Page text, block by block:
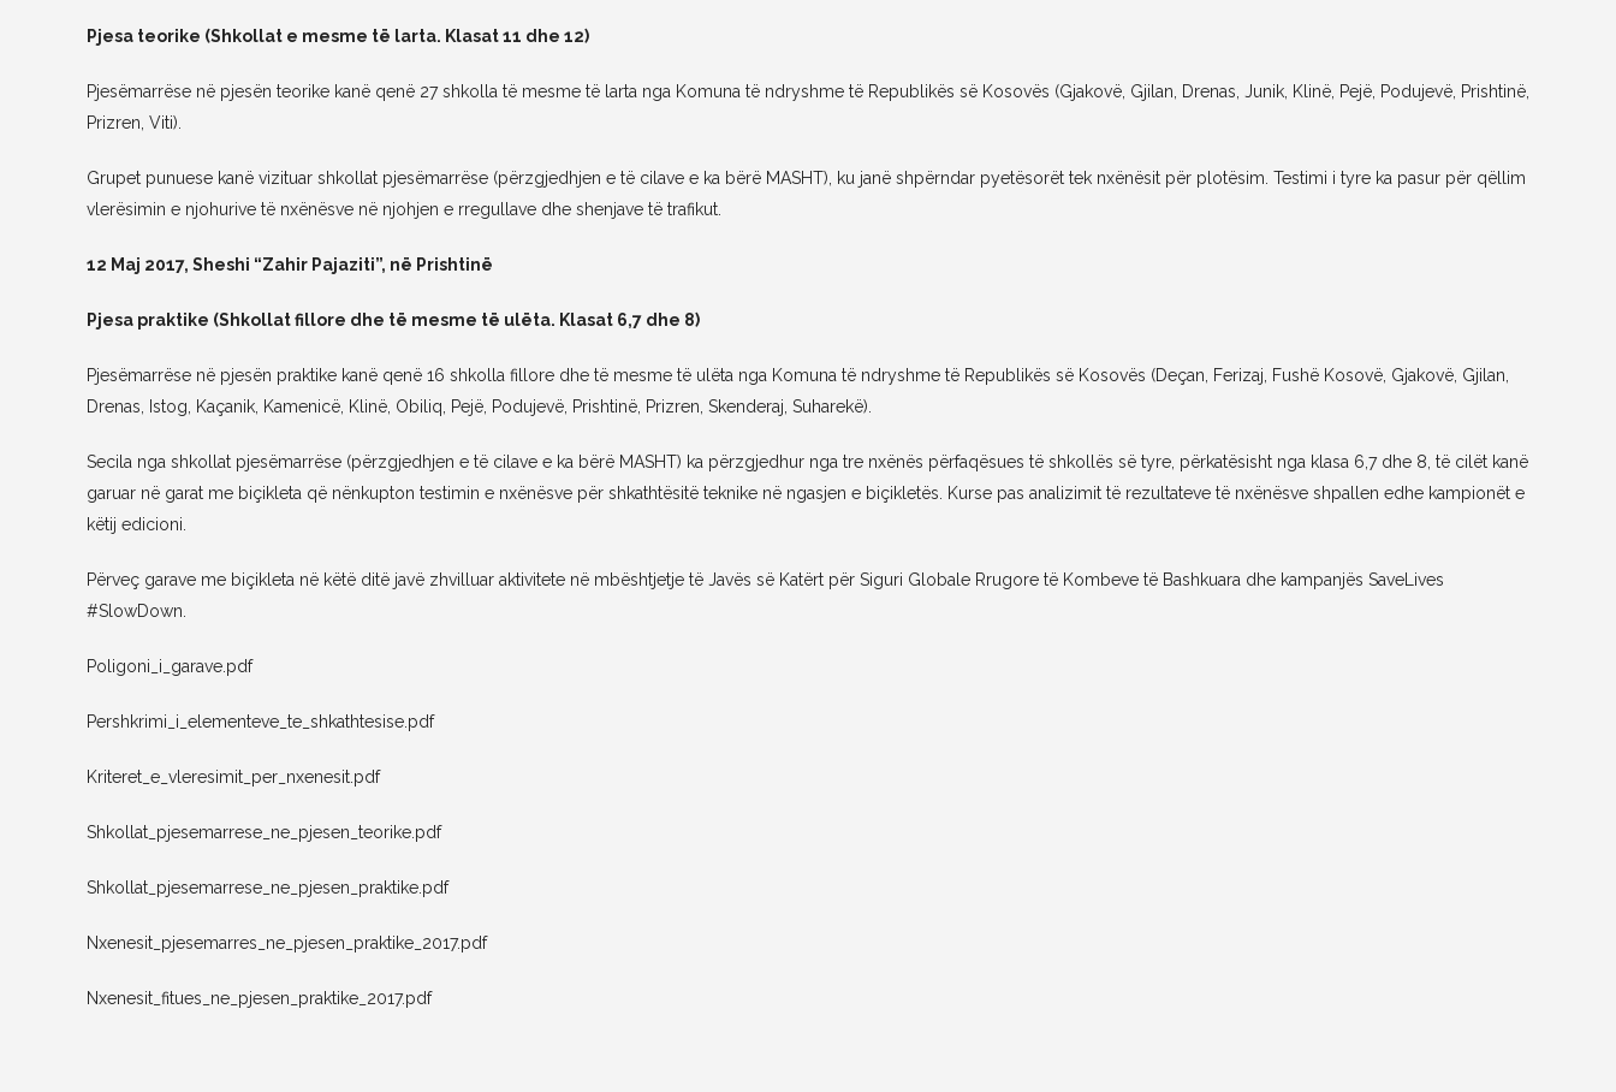
Pjesa teorike (Shkollat e mesme të larta. Klasat 11 dhe 12)
Pjesëmarrëse në pjesën teorike kanë qenë 27 shkolla të mesme të larta nga Komuna të ndryshme të Republikës së Kosovës (Gjakovë, Gjilan, Drenas, Junik, Klinë, Pejë, Podujevë, Prishtinë,
Prizren, Viti).
Grupet punuese kanë vizituar shkollat pjesëmarrëse (përzgjedhjen e të cilave e ka bërë MASHT), ku janë shpërndar pyetësorët tek nxënësit për plotësim. Testimi i tyre ka pasur për qëllim
vlerësimin e njohurive të nxënësve në njohjen e rregullave dhe shenjave të trafikut.
12 Maj 2017, Sheshi “Zahir Pajaziti”, në Prishtinë
Pjesa praktike (Shkollat fillore dhe të mesme të ulëta. Klasat 6,7 dhe 8)
Pjesëmarrëse në pjesën praktike kanë qenë 16 shkolla fillore dhe të mesme të ulëta nga Komuna të ndryshme të Republikës së Kosovës (Deçan, Ferizaj, Fushë Kosovë, Gjakovë, Gjilan,
Drenas, Istog, Kaçanik, Kamenicë, Klinë, Obiliq, Pejë, Podujevë, Prishtinë, Prizren, Skenderaj, Suharekë).
Secila nga shkollat pjesëmarrëse (përzgjedhjen e të cilave e ka bërë MASHT) ka përzgjedhur nga tre nxënës përfaqësues të shkollës së tyre, përkatësisht nga klasa 6,7 dhe 8, të cilët kanë
garuar në garat me biçikleta që nënkupton testimin e nxënësve për shkathtësitë teknike në ngasjen e biçikletës. Kurse pas analizimit të rezultateve të nxënësve shpallen edhe kampionët e
këtij edicioni.
Përveç garave me biçikleta në këtë ditë javë zhvilluar aktivitete në mbështjetje të Javës së Katërt për Siguri Globale Rrugore të Kombeve të Bashkuara dhe kampanjës SaveLives
#SlowDown.
Poligoni_i_garave.pdf
Pershkrimi_i_elementeve_te_shkathtesise.pdf
Kriteret_e_vleresimit_per_nxenesit.pdf
Shkollat_pjesemarrese_ne_pjesen_teorike.pdf
Shkollat_pjesemarrese_ne_pjesen_praktike.pdf
Nxenesit_pjesemarres_ne_pjesen_praktike_2017.pdf
Nxenesit_fitues_ne_pjesen_praktike_2017.pdf